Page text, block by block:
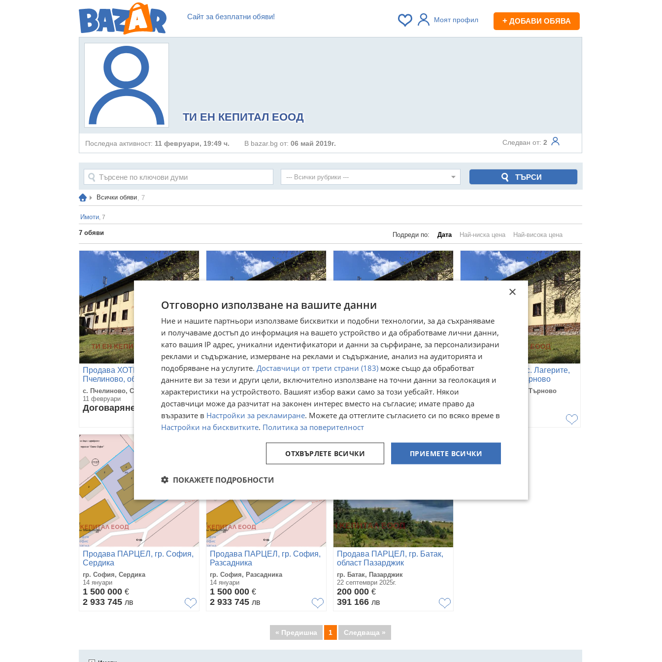
Сайт за безплатни обяви! Моят профил + ДОБАВИ ОБЯВА
ТИ ЕН КЕПИТАЛ ЕООД
Последна активност: 11 февруари, 19:49 ч. В bazar.bg от: 06 май 2019г. Следван от: 2
Всички обяви, 7
Имоти, 7
7 обяви Подреди по: Дата Най-ниска цена Най-висока цена
Продава ХОТЕЛ, с.
Пчелиново, област Стара
Загора
с. Пчелиново, Стара Загора
11 февруари
Договаряне
Продава ХОТЕЛ, с. Лагерите,
област Велико Търново
с. Лагерите, Велико Търново
11 февруари
Договаряне
Продава КЪЩА, с. Пчелиново,
област Стара Загора
с. Пчелиново, Стара Загора
Договаряне
Продава КЪЩА, с. Лагерите,
област Велико Търново
с. Лагерите, Велико Търново
Договаряне
Продава ПАРЦЕЛ, гр. София,
Сердика
гр. София, Сердика
14 януари
1 500 000 €
2 933 745 лв
Продава ПАРЦЕЛ, гр. София,
Разсадника
гр. София, Разсадника
14 януари
1 500 000 €
2 933 745 лв
Продава ПАРЦЕЛ, гр. Батак,
област Пазарджик
гр. Батак, Пазарджик
22 септември 2025г.
200 000 €
391 166 лв
« Предишна 1 Следваща »
×
Отговорно използване на вашите данни
Ние и нашите партньори използваме бисквитки и подобни технологии, за да съхраняваме
и получаваме достъп до информация на вашето устройство и да обработваме лични данни,
като вашия IP адрес, уникални идентификатори и данни за сърфиране, за персонализирани
реклами и съдържание, измерване на реклами и съдържание, анализ на аудиторията и
подобряване на услугите. Доставчици от трети страни (183) може също да обработват
данните ви за тези и други цели, включително използване на точни данни за геолокация и
характеристики на устройството. Вашият избор важи само за този уебсайт. Някои
доставчици може да разчитат на законен интерес вместо на съгласие; имате право да
възразите в Настройки за рекламиране. Можете да оттеглите съгласието си по всяко време в
Настройки на бисквитките. Политика за поверителност
ПРИЕМЕТЕ ВСИЧКИ
ОТХВЪРЛЕТЕ ВСИЧКИ
ПОКАЖЕТЕ ПОДРОБНОСТИ